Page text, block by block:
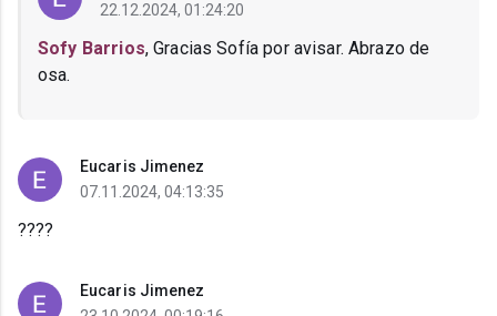
22.12.2024, 01:24:20
Sofy Barrios, Gracias Sofía por avisar. Abrazo de
osa.
Eucaris Jimenez
07.11.2024, 04:13:35
????
Eucaris Jimenez